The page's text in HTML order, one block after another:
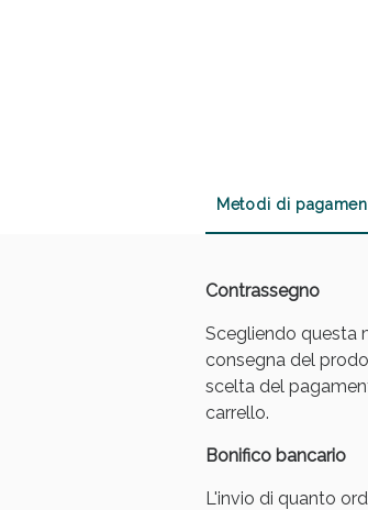
Metodi di
Contrassegno
Scegliendo questa
consegna del
scelta del
carrello.
Bonifico bancario
L'invio di quanto